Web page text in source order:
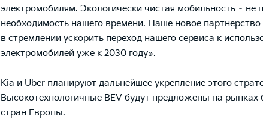
электромобилям. Экологически чистая мобильность – не
необходимость нашего времени. Наше новое
в стремлении ускорить переход нашего сервиса к
электромобилей уже к 2030 году».
Kia и Uber планируют дальнейшее укрепление этого
Высокотехнологичные BEV будут предложены на рынках
стран Европы.